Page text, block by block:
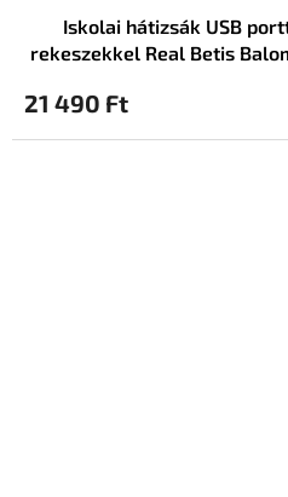
Iskolai hátizsák USB
rekeszekkel Real Betis
21 490 Ft